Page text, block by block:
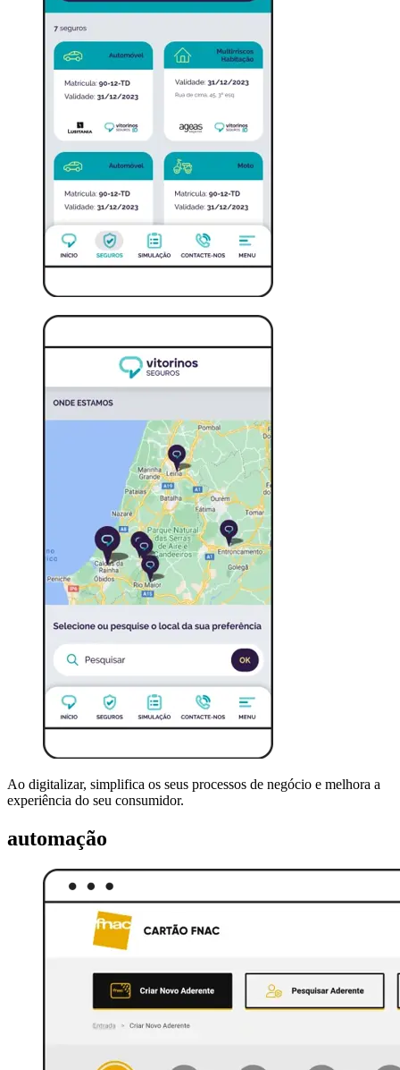
Ao digitalizar, simplifica os seus processos de negócio e melhora a
experiência do seu consumidor.
automação